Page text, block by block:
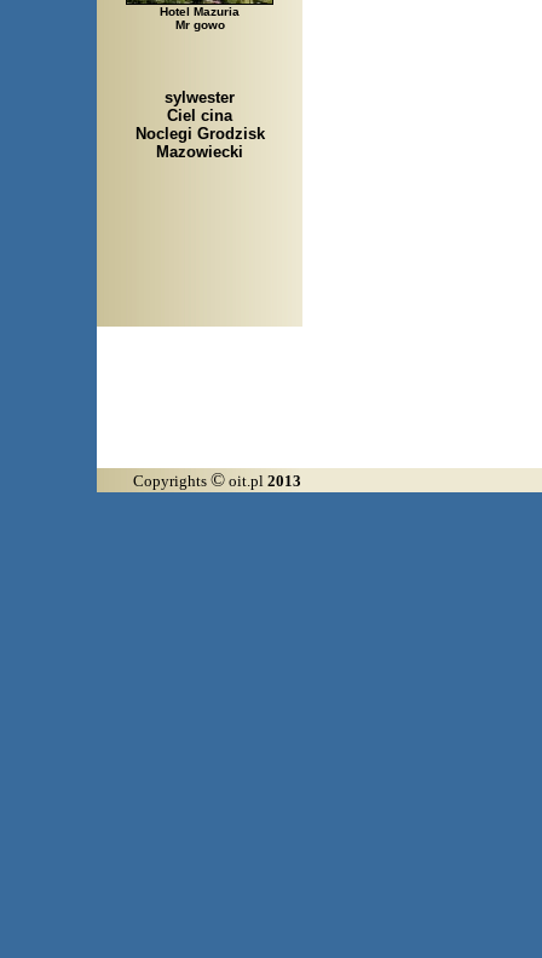
Hotel Mazuria
Mr gowo
sylwester
Ciel cina
Noclegi Grodzisk
Mazowiecki
Copyrights © oit.pl 2013